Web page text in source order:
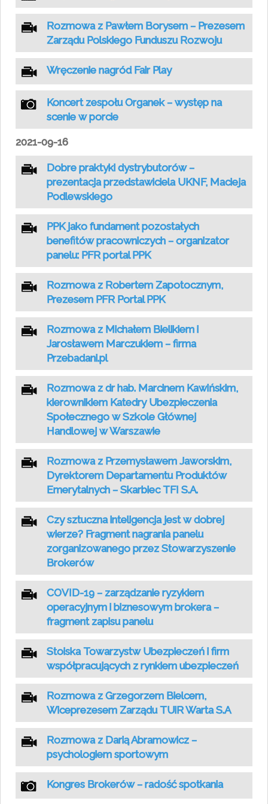
Rozmowa z Pawłem Borysem – Prezesem
Zarządu Polskiego Funduszu Rozwoju
Wręczenie nagród Fair Play
Koncert zespołu Organek – występ na
scenie w porcie
2021-09-16
Dobre praktyki dystrybutorów –
prezentacja przedstawiciela UKNF, Macieja
Podlewskiego
PPK jako fundament pozostałych
benefitów pracowniczych – organizator
panelu: PFR portal PPK
Rozmowa z Robertem Zapotocznym,
Prezesem PFR Portal PPK
Rozmowa z Michałem Bielikiem i
Jarosławem Marczukiem – firma
Przebadani.pl
Rozmowa z dr hab. Marcinem Kawińskim,
kierownikiem Katedry Ubezpieczenia
Społecznego w Szkole Głównej
Handlowej w Warszawie
Rozmowa z Przemysławem Jaworskim,
Dyrektorem Departamentu Produktów
Emerytalnych – Skarbiec TFI S.A.
Czy sztuczna inteligencja jest w dobrej
wierze? Fragment nagrania panelu
zorganizowanego przez Stowarzyszenie
Brokerów
COVID-19 – zarządzanie ryzykiem
operacyjnym i biznesowym brokera –
fragment zapisu panelu
Stoiska Towarzystw Ubezpieczeń i firm
współpracujących z rynkiem ubezpieczeń
Rozmowa z Grzegorzem Bielcem,
Wiceprezesem Zarządu TUiR Warta S.A
Rozmowa z Darią Abramowicz –
psychologiem sportowym
Kongres Brokerów – radość spotkania